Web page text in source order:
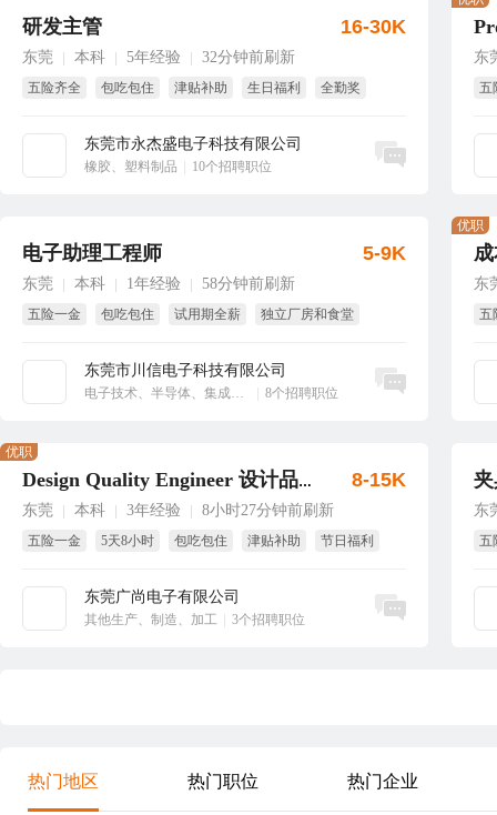
研发主管
东莞 本科 5年经验 32分钟前刷新
五险齐全 包吃包住 津贴补助 生日福利
全勤奖
东莞市永杰盛电子科技有限公司
橡胶、塑料制品 10个招聘职位
16-30K
立即沟通
东
五
电子助理工程师
东莞 本科 1年经验 58分钟前刷新
五险一金 包吃包住 试用期全薪
独立厂房和食堂
东莞市川信电子科技有限公司
电子技术、半导体、集成电路 8个招聘职位
5-9K
立即沟通
东
五
优职
Design Quality Engineer 设计品质工程师
东莞 本科 3年经验 8小时27分钟前刷新
五险一金 5天8小时 包吃包住 津贴补助
节日福利
东莞广尚电子有限公司
其他生产、制造、加工 3个招聘职位
优职
8-15K
立即沟通
东
五
热门地区 热门职位 热门企业